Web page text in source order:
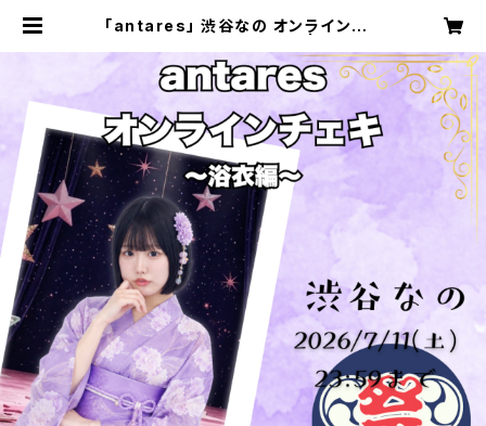
「antares」 渋谷なの オンラインチェ
rst